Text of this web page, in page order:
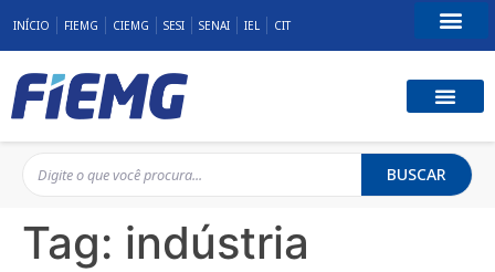
INÍCIO FIEMG CIEMG SESI SENAI IEL CIT
BUSCAR
Tag: indústria